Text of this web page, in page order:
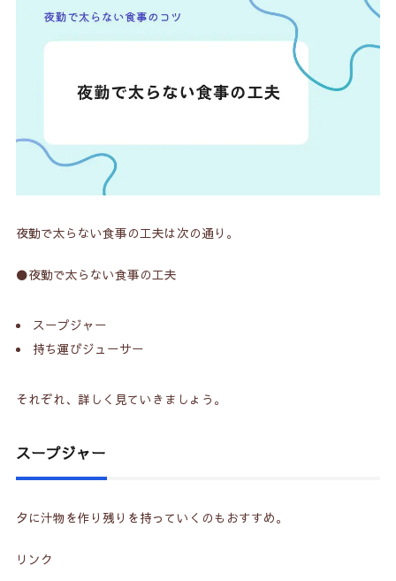
夜勤で太らない食事の工夫は次の通り。
⚫️夜勤で太らない食事の工夫
スープジャー
持ち運びジューサー
それぞれ、詳しく見ていきましょう。
スープジャー
夕に汁物を作り残りを持っていくのもおすすめ。
リンク